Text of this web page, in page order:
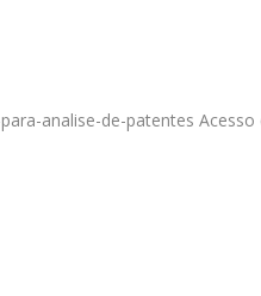
analise-de-patentes